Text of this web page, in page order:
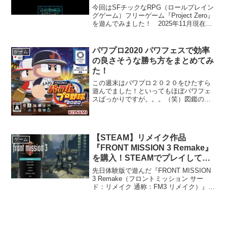
でみた！
今回はSFチックなRPG（ロールプレイン
グゲーム）フリーゲーム『Project Zero』
を遊んでみました！ 2025年11月現在で
連絡が途絶えた。政府から連絡...
ゲーム
パワプロ2020 パワフェスで効率
の良さそうな勝ち方をまとめてみ
た！
この週末はパワプロ２０２０をひたすら
遊んでました！といってもほぼパワフェ
スばっかりですが。。。（笑）図鑑の達
ゲーム
【STEAM】リメイク作品
『FRONT MISSION 3 Remake』
を購入！STEAMでプレイしてみ
た感想！
先日体験版で遊んだ『FRONT MISSION
3 Remake（フロントミッション サー
ド：リメイク 通称：FM3 リメイク）』で